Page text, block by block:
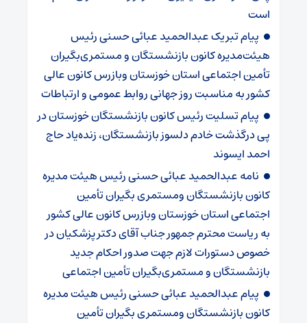
است
پیام تبریک عبدالحمید عبائی حسنی رئیس
هیئت‌مدیره کانون بازنشستگان و مستمری‌بگیران
تأمین اجتماعی استان خوزستان وبازرس کانون عالی
کشور به مناسبت روز جهانی روابط عمومی و ارتباطات
پیام تسلیت رئیس کانون بازنشستگان خوزستان در
پی درگذشت خادم دلسوز بازنشستگان، زنده‌یاد حاج
احمد ایسوند
نامه عبدالحمید عبائی حسنی رئیس هیئت مدیره
کانون بازنشستگان ومستمری بگیران تأمین
اجتماعی استان خوزستان وبازرس کانون عالی کشور
به ریاست محترم جمهور جناب آقای دکتر پزشکیان در
خصوص دستورات لازم جهت صدور احکام جدید
بازنشستگان و مستمری‌بگیران تأمین اجتماعی
پیام عبدالحمید عبائی حسنی رئیس هیئت مدیره
کانون بازنشستگان ومستمری بگیران تأمین